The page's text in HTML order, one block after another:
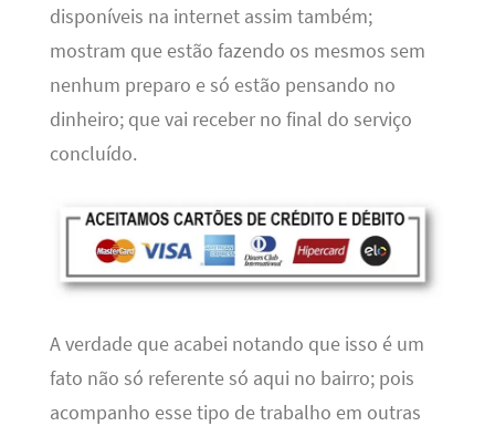
disponíveis na internet assim também;
mostram que estão fazendo os mesmos sem
nenhum preparo e só estão pensando no
dinheiro; que vai receber no final do serviço
concluído.
A verdade que acabei notando que isso é um
fato não só referente só aqui no bairro; pois
acompanho esse tipo de trabalho em outras